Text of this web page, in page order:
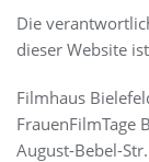
Die
dieser Website
Filmhaus
FrauenFilmTage
August-Bebel-